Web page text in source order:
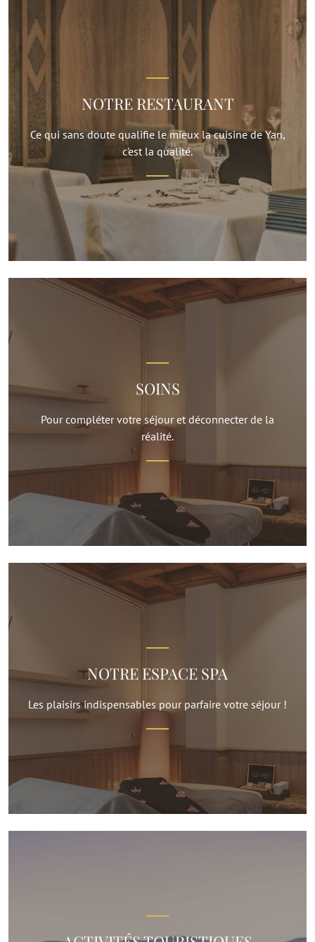
NOTRE RESTAURANT
Ce qui sans doute qualifie le mieux la cuisine de Yan,
c'est la qualité.
SOINS
Pour compléter votre séjour et déconnecter de la
réalité.
NOTRE ESPACE SPA
Les plaisirs indispensables pour parfaire votre séjour !